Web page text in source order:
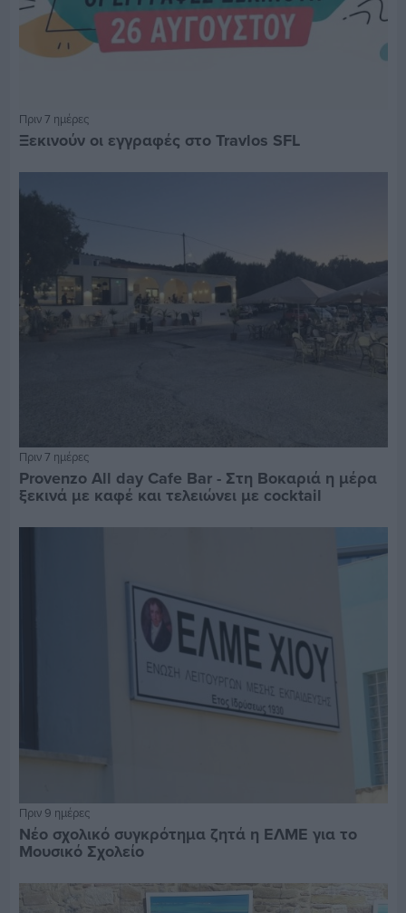
Πριν 7 ημέρες
Ξεκινούν οι εγγραφές στο Travlos SFL
Πριν 7 ημέρες
Provenzo All day Cafe Bar - Στη Βοκαριά η μέρα
ξεκινά με καφέ και τελειώνει με cocktail
Πριν 9 ημέρες
Νέο σχολικό συγκρότημα ζητά η ΕΛΜΕ για το
Μουσικό Σχολείο